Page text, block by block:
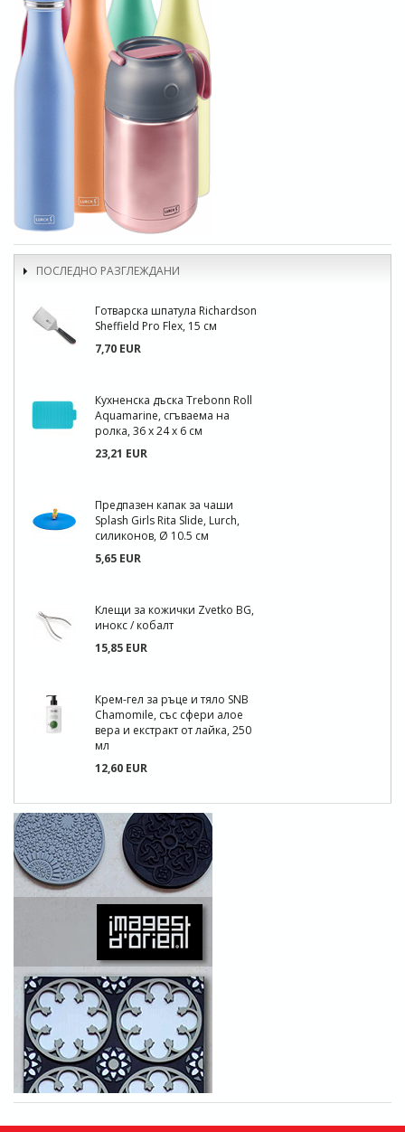
ПОСЛЕДНО РАЗГЛЕЖДАНИ
Готварска шпатула Richardson
Sheffield Pro Flex, 15 см
7,70 EUR
Кухненска дъска Trebonn Roll
Aquamarine, сгъваема на
ролка, 36 х 24 х 6 см
23,21 EUR
Предпазен капак за чаши
Splash Girls Rita Slide, Lurch,
силиконов, Ø 10.5 см
5,65 EUR
Клещи за кожички Zvetko BG,
инокс / кобалт
15,85 EUR
Крем-гел за ръце и тяло SNB
Chamomile, със сфери алое
вера и екстракт от лайка, 250
мл
12,60 EUR